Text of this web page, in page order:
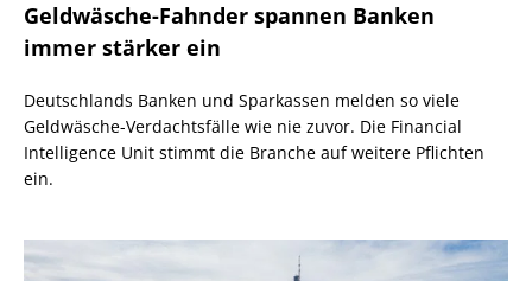
Geldwäsche-Fahnder spannen Banken
immer stärker ein
Deutschlands Banken und Sparkassen melden so viele
Geldwäsche-Verdachtsfälle wie nie zuvor. Die Financial
Intelligence Unit stimmt die Branche auf weitere Pflichten
ein.